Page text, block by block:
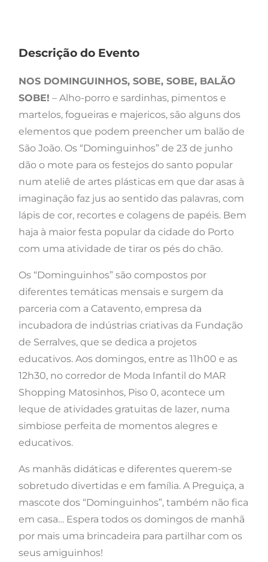
Descrição do Evento
NOS DOMINGUINHOS, SOBE, SOBE, BALÃO
SOBE! – Alho-porro e sardinhas, pimentos e
martelos, fogueiras e majericos, são alguns dos
elementos que podem preencher um balão de
São João. Os “Dominguinhos” de 23 de junho
dão o mote para os festejos do santo popular
num ateliê de artes plásticas em que dar asas à
imaginação faz jus ao sentido das palavras, com
lápis de cor, recortes e colagens de papéis. Bem
haja à maior festa popular da cidade do Porto
com uma atividade de tirar os pés do chão.
Os “Dominguinhos” são compostos por
diferentes temáticas mensais e surgem da
parceria com a Catavento, empresa da
incubadora de indústrias criativas da Fundação
de Serralves, que se dedica a projetos
educativos. Aos domingos, entre as 11h00 e as
12h30, no corredor de Moda Infantil do MAR
Shopping Matosinhos, Piso 0, acontece um
leque de atividades gratuitas de lazer, numa
simbiose perfeita de momentos alegres e
educativos.
As manhãs didáticas e diferentes querem-se
sobretudo divertidas e em família. A Preguiça, a
mascote dos “Dominguinhos”, também não fica
em casa… Espera todos os domingos de manhã
por mais uma brincadeira para partilhar com os
seus amiguinhos!